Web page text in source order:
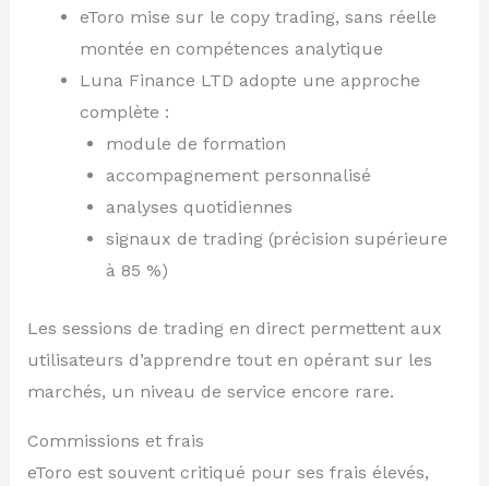
eToro mise sur le copy trading, sans réelle
montée en compétences analytique
Luna Finance LTD adopte une approche
complète :
module de formation
accompagnement personnalisé
analyses quotidiennes
signaux de trading (précision supérieure
à 85 %)
Les sessions de trading en direct permettent aux
utilisateurs d’apprendre tout en opérant sur les
marchés, un niveau de service encore rare.
Commissions et frais
eToro est souvent critiqué pour ses frais élevés,